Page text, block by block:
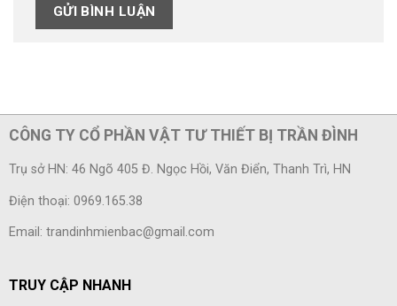
CÔNG TY CỔ PHẦN VẬT TƯ THIẾT BỊ TRẦN ĐÌNH
Trụ sở HN: 46 Ngõ 405 Đ. Ngọc Hồi, Văn Điển, Thanh Trì, HN
Điện thoại: 0969.165.38
Email: trandinhmienbac@gmail.com
TRUY CẬP NHANH